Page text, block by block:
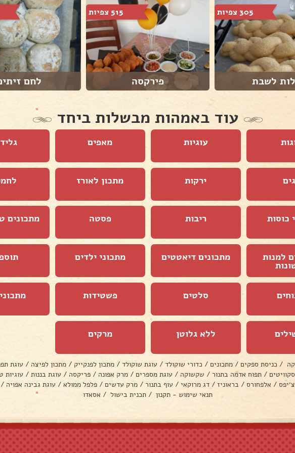
305 צפיות
לשבת
515 צפיות
פירקסה לחם
עוד באמהות מבשלות ביחד
עוגיות מאפים
ירקות מתכון לאורז
כוסות ריבות פסטה מתכונים
למנות מתכונים דיאטטים מתכוני ילדים
סלטים פשטידות
ללא גלוטן מרקים
/ כניסת ספקים / מתכונים / כדורי שוקולד / עוגת שוקולד / מתכון לפנקייק / מתכון לפיצה / עוגת
/ תפוח אדמה בתנור / שקשוקה / עוגת מספרים / מרק אפונה / פריקסה / עוגת בננות / עוגיות
/ אלפחורס / בראוניז / דג מרוקאי / עוף בתנור / מרק עדשים / פלפל ממולא / עוגת גבינה אפויה /
תנאי שימוש - תקנון / תכנית בישול / אסאדו